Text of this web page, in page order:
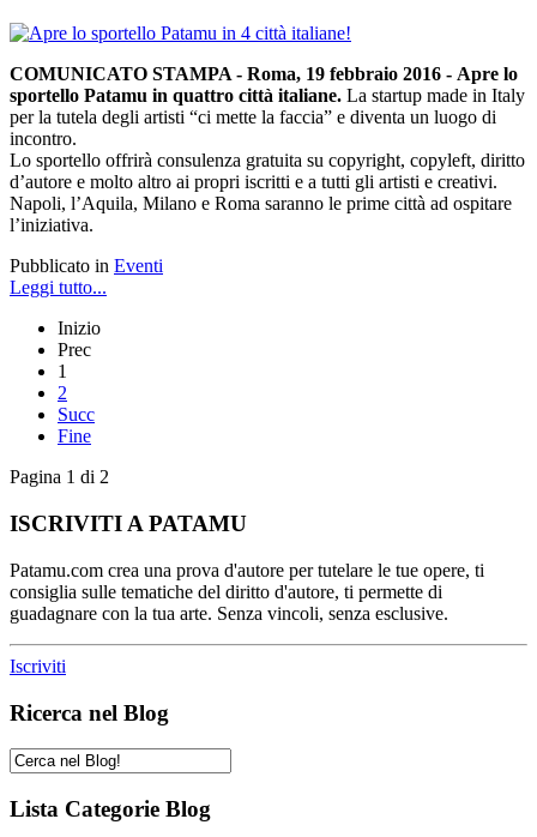
COMUNICATO STAMPA - Roma, 19 febbraio 2016 - Apre lo
sportello Patamu in quattro città italiane. La startup made in Italy
per la tutela degli artisti “ci mette la faccia” e diventa un luogo di
incontro.
Lo sportello offrirà consulenza gratuita su copyright, copyleft, diritto
d’autore e molto altro ai propri iscritti e a tutti gli artisti e creativi.
Napoli, l’Aquila, Milano e Roma saranno le prime città ad ospitare
l’iniziativa.
Pubblicato in Eventi
Leggi tutto...
Inizio
Prec
1
2
Succ
Fine
Pagina 1 di 2
ISCRIVITI A PATAMU
Patamu.com crea una prova d'autore per tutelare le tue opere, ti
consiglia sulle tematiche del diritto d'autore, ti permette di
guadagnare con la tua arte. Senza vincoli, senza esclusive.
Iscriviti
Ricerca nel Blog
Lista Categorie Blog